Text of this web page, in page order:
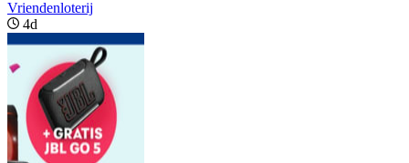
Vriendenloterij
4d